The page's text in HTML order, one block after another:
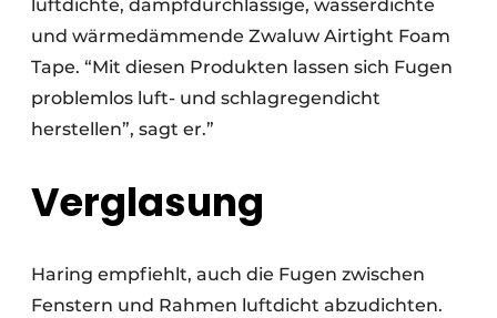
luftdichte, dampfdurchlässige, wasserdichte
und wärmedämmende Zwaluw Airtight Foam
Tape. “Mit diesen Produkten lassen sich Fugen
problemlos luft- und schlagregendicht
herstellen”, sagt er.”
Verglasung
Haring empfiehlt, auch die Fugen zwischen
Fenstern und Rahmen luftdicht abzudichten.